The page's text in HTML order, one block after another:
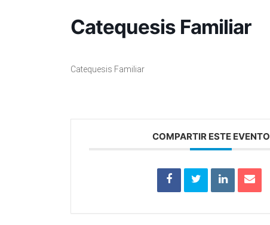
Catequesis Familiar
Catequesis Familiar
COMPARTIR ESTE EVENTO